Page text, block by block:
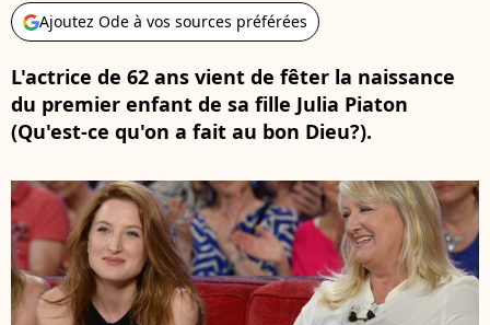
Ajoutez Ode à vos sources préférées
L'actrice de 62 ans vient de fêter la naissance
du premier enfant de sa fille Julia Piaton
(Qu'est-ce qu'on a fait au bon Dieu?).